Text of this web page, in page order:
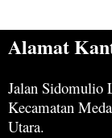
Alamat
Jalan Sidomulio
Kecamatan
Utara.